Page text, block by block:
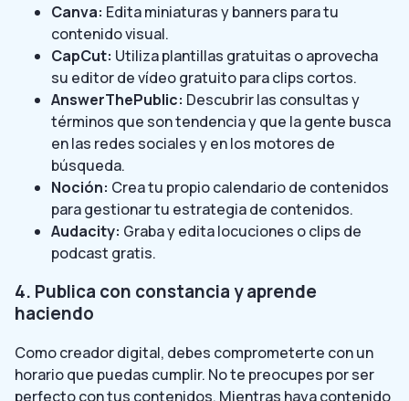
Canva: Edita miniaturas y banners para tu
contenido visual.
CapCut: Utiliza plantillas gratuitas o aprovecha
su editor de vídeo gratuito para clips cortos.
AnswerThePublic: Descubrir las consultas y
términos que son tendencia y que la gente busca
en las redes sociales y en los motores de
búsqueda.
Noción: Crea tu propio calendario de contenidos
para gestionar tu estrategia de contenidos.
Audacity: Graba y edita locuciones o clips de
podcast gratis.
4. Publica con constancia y aprende
haciendo
Como creador digital, debes comprometerte con un
horario que puedas cumplir. No te preocupes por ser
perfecto con tus contenidos. Mientras haya contenido